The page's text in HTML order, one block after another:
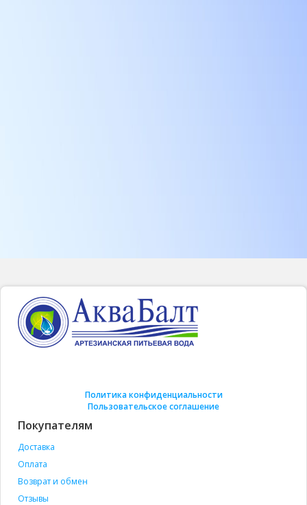
Политика конфиденциальности
Пользовательское соглашение
Покупателям
Доставка
Оплата
Возврат и обмен
Отзывы